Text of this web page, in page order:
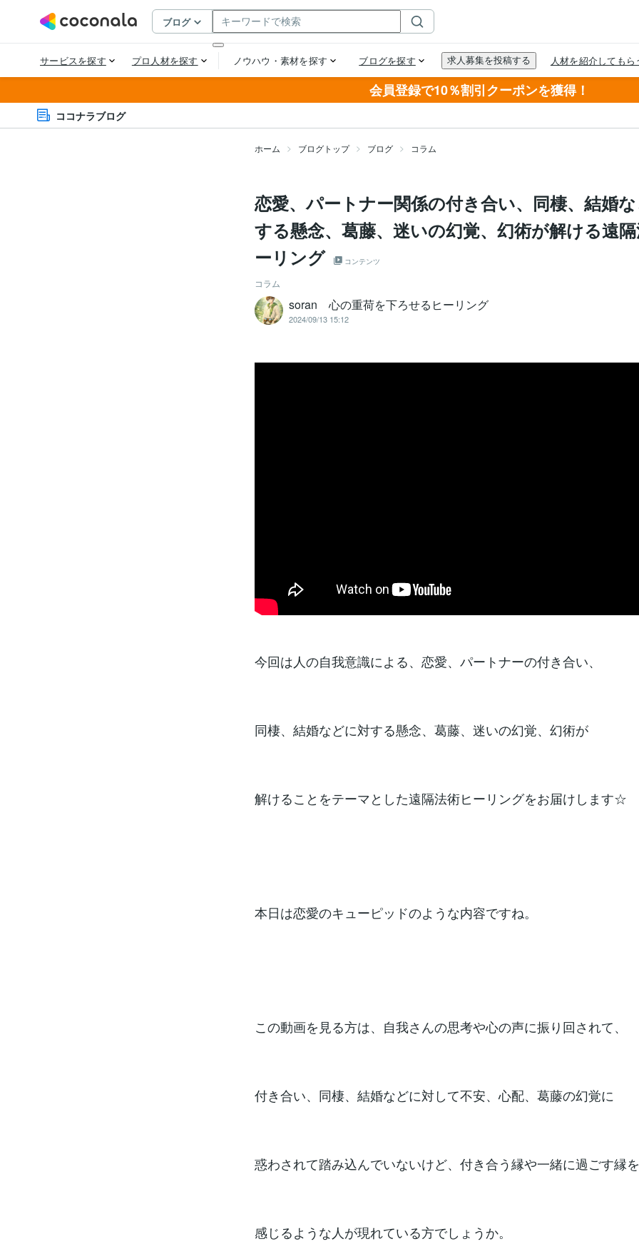
会員登録で10％割引クーポンを獲得！
ココナラブログ
ホーム ブログトップ ブログ コラム
恋愛、パートナー関係の付き合い、同棲、結婚
する懸念、葛藤、迷いの幻覚、幻術が解ける遠
ーリング
コンテンツ
コラム
soran 心の重荷を下ろせるヒーリング
2024/09/13 15:12
今回は人の自我意識による、恋愛、パートナーの付き合い、
同棲、結婚などに対する懸念、葛藤、迷いの幻覚、幻術が
解けることをテーマとした遠隔法術ヒーリングをお届けします☆
本日は恋愛のキューピッドのような内容ですね。
この動画を見る方は、自我さんの思考や心の声に振り回されて、
付き合い、同棲、結婚などに対して不安、心配、葛藤の幻覚に
惑わされて踏み込んでいないけど、付き合う縁や一緒に過ごす縁を
感じるような人が現れている方でしょうか。